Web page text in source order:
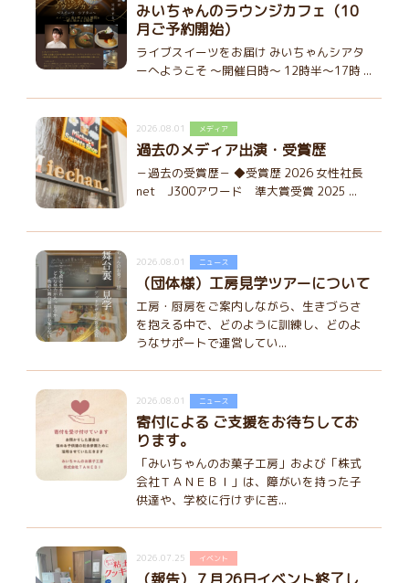
みいちゃんのラウンジカフェ（10
月ご予約開始）
ライブスイーツをお届け みいちゃんシアタ
ーへようこそ ～開催日時～ 12時半～17時 ...
2026.08.01 メディア
過去のメディア出演・受賞歴
－過去の受賞歴－ ◆受賞歴 2026 女性社長
net J300アワード 準大賞受賞 2025 ...
2026.08.01 ニュース
（団体様）工房見学ツアーについて
工房・厨房をご案内しながら、生きづらさ
を抱える中で、どのように訓練し、どのよ
うなサポートで運営してい...
2026.08.01 ニュース
寄付による ご支援をお待ちしてお
ります。
「みいちゃんのお菓子工房」および「株式
会社ＴＡＮＥＢＩ」は、障がいを持った子
供達や、学校に行けずに苦...
2026.07.25 イベント